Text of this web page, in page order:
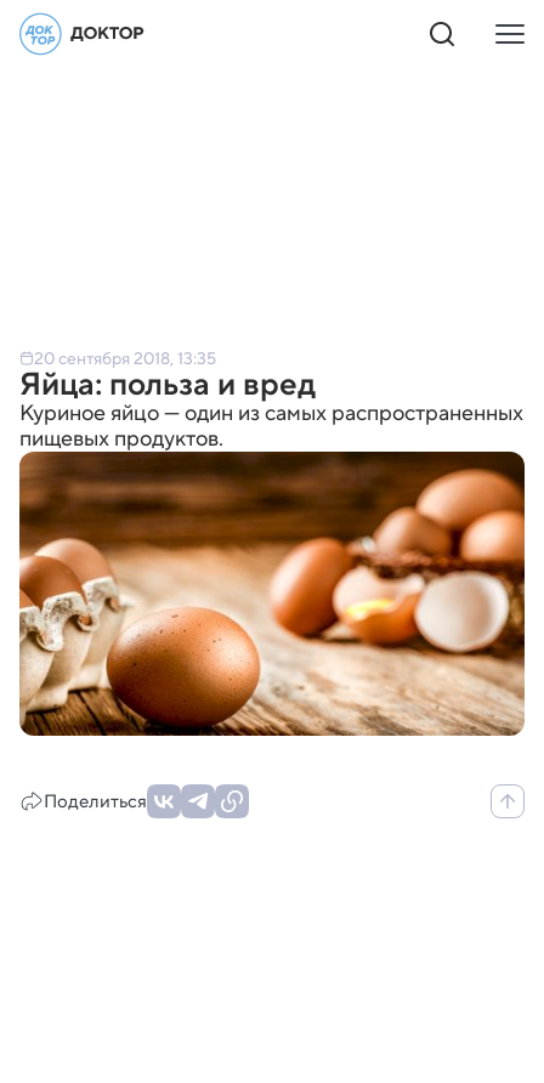
20 сентября 2018, 13:35
Яйца: польза и вред
Куриное яйцо — один из самых распространенных
пищевых продуктов.
Поделиться